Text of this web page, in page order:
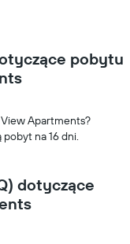
pobytu
View Apartments?
na 16 dni.
dotyczące